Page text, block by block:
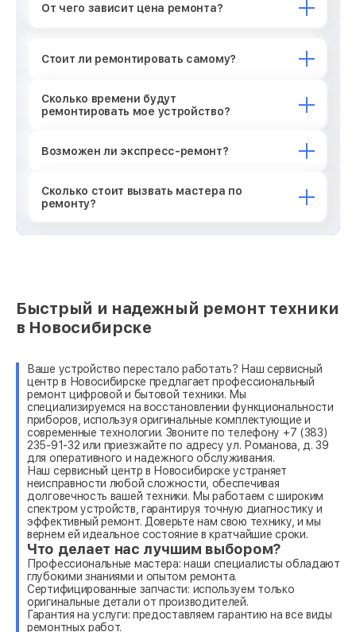
От чего зависит цена ремонта?
Стоит ли ремонтировать самому?
Сколько времени будут
ремонтировать мое устройство?
Возможен ли экспресс-ремонт?
Сколько стоит вызвать мастера по
ремонту?
Быстрый и надежный ремонт техники
в Новосибирске
Ваше устройство перестало работать? Наш сервисный
центр в Новосибирске предлагает профессиональный
ремонт цифровой и бытовой техники. Мы
специализируемся на восстановлении функциональности
приборов, используя оригинальные комплектующие и
современные технологии. Звоните по телефону +7 (383)
235-91-32 или приезжайте по адресу ул. Романова, д. 39
для оперативного и надежного обслуживания.
Наш сервисный центр в Новосибирске устраняет
неисправности любой сложности, обеспечивая
долговечность вашей техники. Мы работаем с широким
спектром устройств, гарантируя точную диагностику и
эффективный ремонт. Доверьте нам свою технику, и мы
вернем ей идеальное состояние в кратчайшие сроки.
Что делает нас лучшим выбором?
Профессиональные мастера: наши специалисты обладают
глубокими знаниями и опытом ремонта.
Сертифицированные запчасти: используем только
оригинальные детали от производителей.
Гарантия на услуги: предоставляем гарантию на все виды
ремонтных работ.